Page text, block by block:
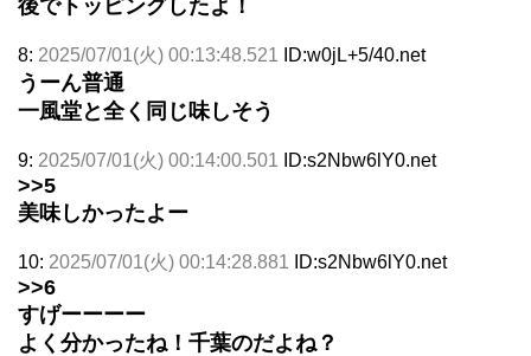
後でトッピングしたよ！
8: 2025/07/01(火) 00:13:48.521 ID:w0jL+5/40.net
うーん普通
一風堂と全く同じ味しそう
9: 2025/07/01(火) 00:14:00.501 ID:s2Nbw6lY0.net
>>5
美味しかったよー
10: 2025/07/01(火) 00:14:28.881 ID:s2Nbw6lY0.net
>>6
すげーーーー
よく分かったね！千葉のだよね？